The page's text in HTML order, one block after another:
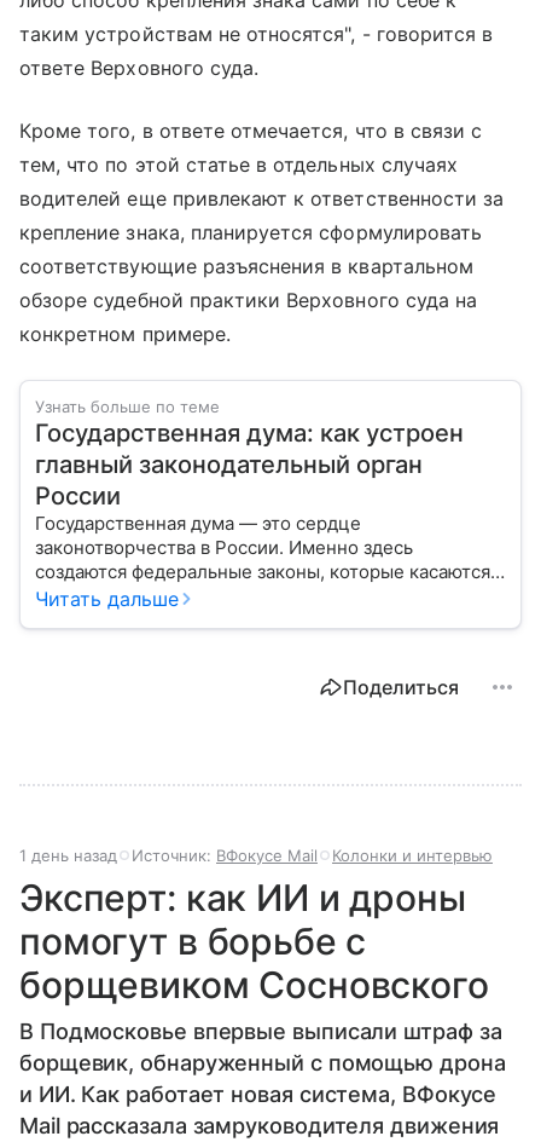
таким устройствам не относятся", - говорится в
ответе Верховного суда.
Кроме того, в ответе отмечается, что в связи с
тем, что по этой статье в отдельных случаях
водителей еще привлекают к ответственности за
крепление знака, планируется сформулировать
соответствующие разъяснения в квартальном
обзоре судебной практики Верховного суда на
конкретном примере.
Узнать больше по теме
Государственная дума: как устроен
главный законодательный орган
России
Государственная дума — это сердце
законотворчества в России. Именно здесь
создаются федеральные законы, которые касаются
жизни каждого гражданина: от образования и
Читать дальше
Поделиться
1 день назад Источник: ВФокусе Mail Колонки и интервью
Эксперт: как ИИ и дроны
помогут в борьбе с
борщевиком Сосновского
В Подмосковье впервые выписали штраф за
борщевик, обнаруженный с помощью дрона
и ИИ. Как работает новая система, ВФокусе
Mail рассказала замруководителя движения